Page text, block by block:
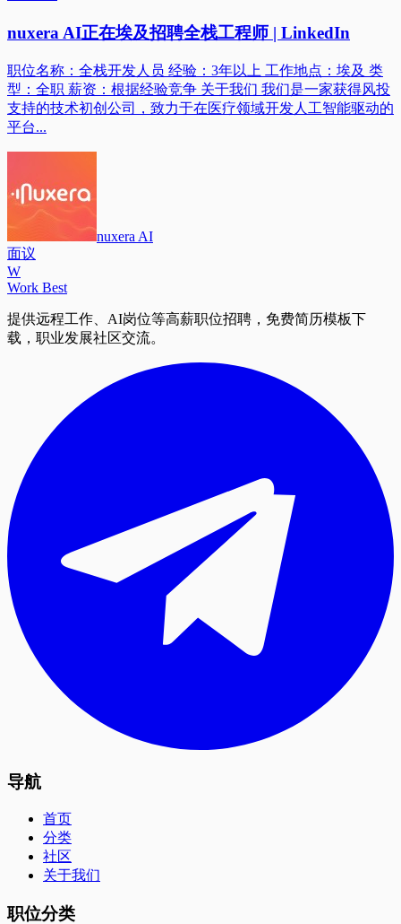
nuxera AI正在埃及招聘全栈工程师 | LinkedIn
职位名称：全栈开发人员 经验：3年以上 工作地点：埃及 类
型：全职 薪资：根据经验竞争 关于我们 我们是一家获得风投
支持的技术初创公司，致力于在医疗领域开发人工智能驱动的
平台...
nuxera AI
面议
W
Work Best
提供远程工作、AI岗位等高薪职位招聘，免费简历模板下
载，职业发展社区交流。
导航
首页
分类
社区
关于我们
职位分类